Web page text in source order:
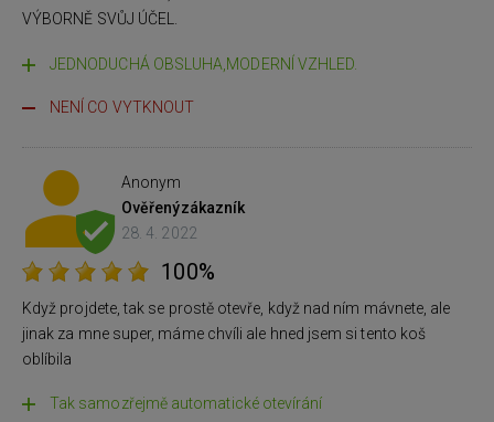
VÝBORNĚ SVŮJ ÚČEL.
JEDNODUCHÁ OBSLUHA,MODERNÍ VZHLED.
NENÍ CO VYTKNOUT
Anonym
Ověřenýzákazník
28. 4. 2022
100%
Když projdete, tak se prostě otevře, když nad ním mávnete, ale
jinak za mne super, máme chvíli ale hned jsem si tento koš
oblíbila
Tak samozřejmě automatické otevírání